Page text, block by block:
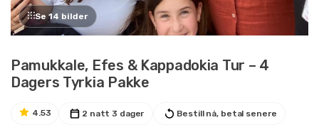
Se 14 bilder
Pamukkale, Efes & Kappadokia Tur – 4
Dagers Tyrkia Pakke
4.53 2 natt 3 dager Bestill nå, betal senere